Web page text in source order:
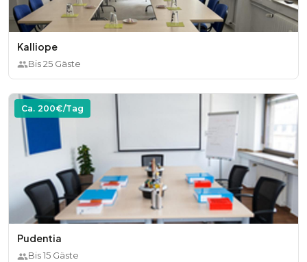
Kalliope
Bis25 Gäste
Ca. 200€/Tag
Pudentia
Bis15 Gäste